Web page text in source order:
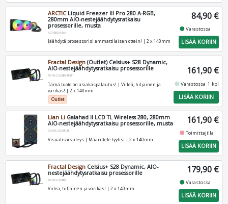
ARCTICLiquid Freezer III Pro 280 A-RGB,
280mm AIO-nestejäähdytysratkaisu
prosessorille, musta
ACFRE00183A
Jäähdytä prosessorisi ammattilaisen ottein! | 2 x 140mm
84,90 €
fiber_manual_recordVarastossa
LISÄÄ KORIIN
Fractal Design (Outlet) Celsius+ S28 Dynamic,
AIO-nestejäähdytysratkaisu prosessorille
FD-W-2-S2801-BST1
Tämä tuote on asiakaspalautus! | Viileä, hiljainen ja
värikäs! | 2 x 140mm
Outlet
161,90 €
fiber_manual_record Varastossa 1 kpl
LISÄÄ KORIIN
Lian Li Galahad II LCD TL Wireless 280, 280mm
AIO-nestejäähdytysratkaisu prosessorille, musta
GA2ALCD28TLB
Visualisoi viileys | Määrittele tyylisi | 2 x 140mm
161,90 €
fiber_manual_recordToimittajilla
LISÄÄ KORIIN
Fractal Design Celsius+ S28 Dynamic, AIO-
nestejäähdytysratkaisu prosessorille
FD-W-2-S2801
Viileä, hiljainen ja värikäs! | 2 x 140mm
179,90 €
fiber_manual_recordVarastossa
LISÄÄ KORIIN